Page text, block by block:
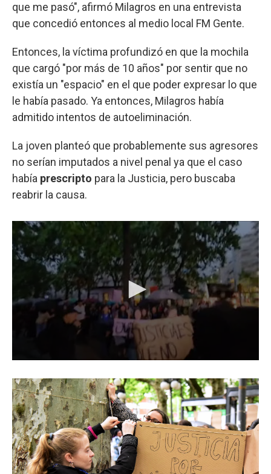
que me pasó", afirmó Milagros en una entrevista
que concedió entonces al medio local FM Gente.
Entonces, la víctima profundizó en que la mochila
que cargó "por más de 10 años" por sentir que no
existía un "espacio" en el que poder expresar lo que
le había pasado. Ya entonces, Milagros había
admitido intentos de autoeliminación.
La joven planteó que probablemente sus agresores
no serían imputados a nivel penal ya que el caso
había prescripto para la Justicia, pero buscaba
reabrir la causa.